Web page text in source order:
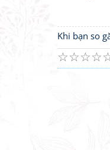
Khi bạn so
☆
☆
☆
☆